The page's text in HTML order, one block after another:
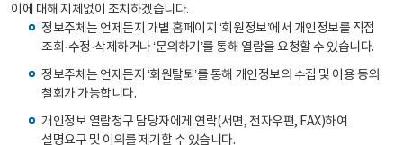
이에 대해 지체없이 조치하겠습니다.
정보주체는 언제든지 개별 홈페이지 ‘회원정보’에서 개인정보를 직접
조회·수정·삭제하거나 ‘문의하기’를 통해 열람을 요청할 수 있습니다.
정보주체는 언제든지 ‘회원탈퇴’를 통해 개인정보의 수집 및 이용 동의
철회가 가능합니다.
개인정보 열람청구 담당자에게 연락(서면, 전자우편, FAX)하여
설명요구 및 이의를 제기할 수 있습니다.